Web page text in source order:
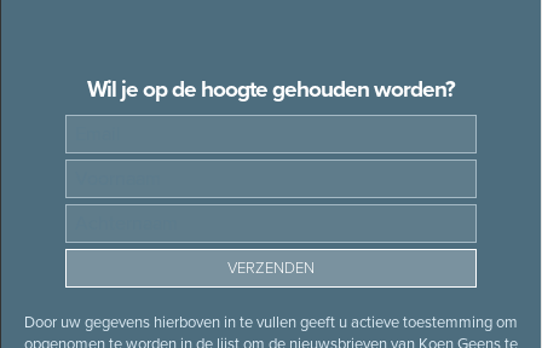
Wil je op de hoogte gehouden worden?
Door uw gegevens hierboven in te vullen geeft u actieve toestemming om